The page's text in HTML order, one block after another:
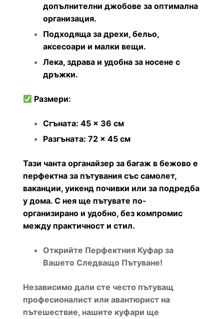
допълнителни джобове за оптимална
организация.
Подходяща за дрехи, бельо,
аксесоари и малки вещи.
Лека, здрава и удобна за носене с
дръжки.
Размери:
Сгъната: 45 × 36 см
Разгъната: 72 × 45 см
Тази чанта органайзер за багаж в бежово е
перфектна за пътувания със самолет,
ваканции, уикенд почивки или за подредба
у дома. С нея ще пътувате по-
организирано и удобно, без компромис
между практичност и стил.
Открийте Перфектния Куфар за
Вашето Следващо Пътуване!
Независимо дали сте често пътуващ
професионалист или авантюрист на
пътешествие, нашите куфари ще